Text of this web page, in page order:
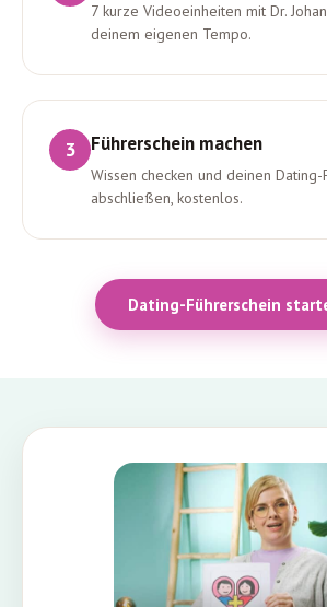
7 kurze Videoeinheiten mit Dr.
deinem eigenen Tempo.
3 Führerschein machen
Wissen checken und deinen Dating-
abschließen, kostenlos.
Dating-Führerschein